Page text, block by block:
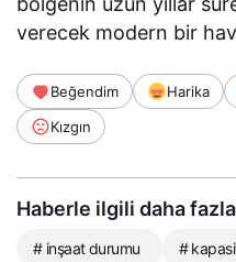
verecek modern bir
Beğendim Harika
Kızgın
Haberle ilgili daha
# inşaat durumu #